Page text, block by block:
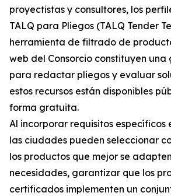
proyectistas y consultores, los
TALQ para Pliegos (TALQ Tender
herramienta de filtrado de
web del Consorcio constituyen
para redactar pliegos y evaluar
estos recursos están disponibles
forma gratuita.
Al incorporar requisitos específicos
las ciudades pueden seleccionar
los productos que mejor se
necesidades, garantizar que los
certificados implementen un